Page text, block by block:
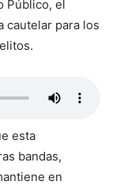
Público, el
cautelar para los
esta
bandas,
en